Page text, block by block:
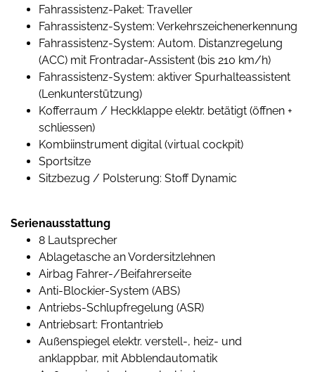
Fahrassistenz-Paket: Traveller
Fahrassistenz-System: Verkehrszeichenerkennung
Fahrassistenz-System: Autom. Distanzregelung
(ACC) mit Frontradar-Assistent (bis 210 km/h)
Fahrassistenz-System: aktiver Spurhalteassistent
(Lenkunterstützung)
Kofferraum / Heckklappe elektr. betätigt (öffnen +
schliessen)
Kombiinstrument digital (virtual cockpit)
Sportsitze
Sitzbezug / Polsterung: Stoff Dynamic
Serienausstattung
8 Lautsprecher
Ablagetasche an Vordersitzlehnen
Airbag Fahrer-/Beifahrerseite
Anti-Blockier-System (ABS)
Antriebs-Schlupfregelung (ASR)
Antriebsart: Frontantrieb
Außenspiegel elektr. verstell-, heiz- und
anklappbar, mit Abblendautomatik